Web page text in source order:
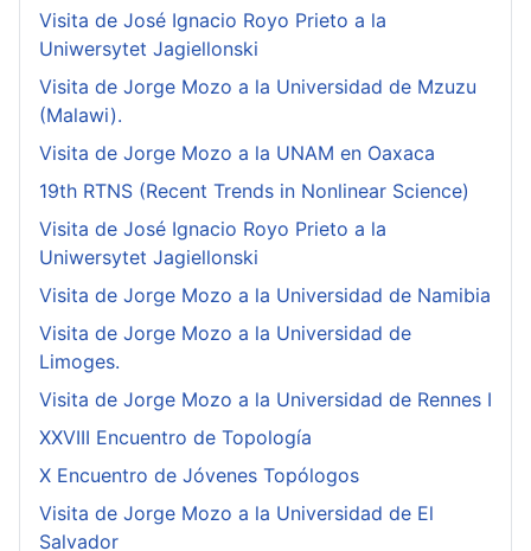
Visita de José Ignacio Royo Prieto a la
Uniwersytet Jagiellonski
Visita de Jorge Mozo a la Universidad de Mzuzu
(Malawi).
Visita de Jorge Mozo a la UNAM en Oaxaca
19th RTNS (Recent Trends in Nonlinear Science)
Visita de José Ignacio Royo Prieto a la
Uniwersytet Jagiellonski
Visita de Jorge Mozo a la Universidad de Namibia
Visita de Jorge Mozo a la Universidad de
Limoges.
Visita de Jorge Mozo a la Universidad de Rennes I
XXVIII Encuentro de Topología
X Encuentro de Jóvenes Topólogos
Visita de Jorge Mozo a la Universidad de El
Salvador